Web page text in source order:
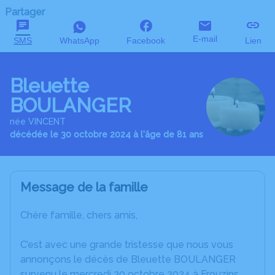
Partager
SMS WhatsApp Facebook E-mail Lien
Bleuette
BOULANGER
née VINCENT
décédée le 30 octobre 2024 à l'âge de 81 ans
Message de la famille
Chère famille, chers amis,
C’est avec une grande tristesse que nous vous
annonçons le décès de Bleuette BOULANGER